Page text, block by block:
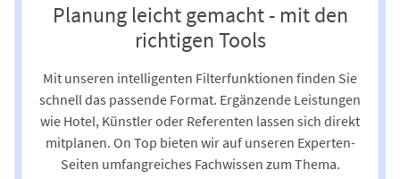
Planung leicht gemacht - mit den
richtigen Tools
Mit unseren intelligenten Filterfunktionen finden Sie
schnell das passende Format. Ergänzende Leistungen
wie Hotel, Künstler oder Referenten lassen sich direkt
mitplanen. On Top bieten wir auf unseren Experten-
Seiten umfangreiches Fachwissen zum Thema.